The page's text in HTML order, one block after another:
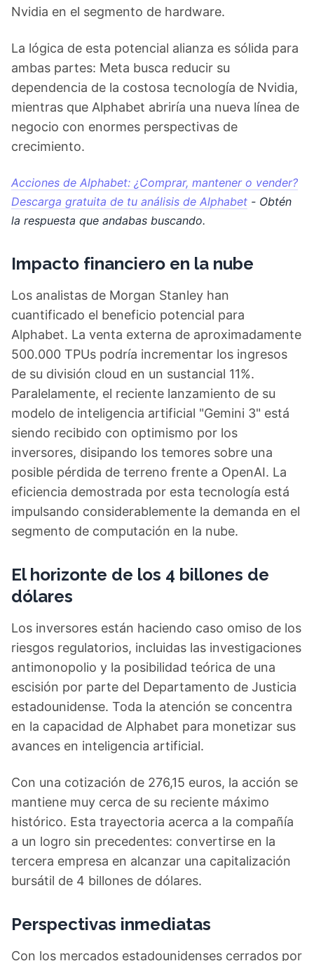
Nvidia en el segmento de hardware.
La lógica de esta potencial alianza es sólida para
ambas partes: Meta busca reducir su
dependencia de la costosa tecnología de Nvidia,
mientras que Alphabet abriría una nueva línea de
negocio con enormes perspectivas de
crecimiento.
Acciones de Alphabet: ¿Comprar, mantener o vender?
Descarga gratuita de tu análisis de Alphabet - Obtén
la respuesta que andabas buscando.
Impacto financiero en la nube
Los analistas de Morgan Stanley han
cuantificado el beneficio potencial para
Alphabet. La venta externa de aproximadamente
500.000 TPUs podría incrementar los ingresos
de su división cloud en un sustancial 11%.
Paralelamente, el reciente lanzamiento de su
modelo de inteligencia artificial "Gemini 3" está
siendo recibido con optimismo por los
inversores, disipando los temores sobre una
posible pérdida de terreno frente a OpenAI. La
eficiencia demostrada por esta tecnología está
impulsando considerablemente la demanda en el
segmento de computación en la nube.
El horizonte de los 4 billones de
dólares
Los inversores están haciendo caso omiso de los
riesgos regulatorios, incluidas las investigaciones
antimonopolio y la posibilidad teórica de una
escisión por parte del Departamento de Justicia
estadounidense. Toda la atención se concentra
en la capacidad de Alphabet para monetizar sus
avances en inteligencia artificial.
Con una cotización de 276,15 euros, la acción se
mantiene muy cerca de su reciente máximo
histórico. Esta trayectoria acerca a la compañía
a un logro sin precedentes: convertirse en la
tercera empresa en alcanzar una capitalización
bursátil de 4 billones de dólares.
Perspectivas inmediatas
Con los mercados estadounidenses cerrados por